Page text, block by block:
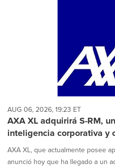
AUG 06, 2026, 19:23 ET
AXA XL adquirirá S-RM,
inteligencia corporativa y
AXA XL, que actualmente posee
anunció hoy que ha llegado a un